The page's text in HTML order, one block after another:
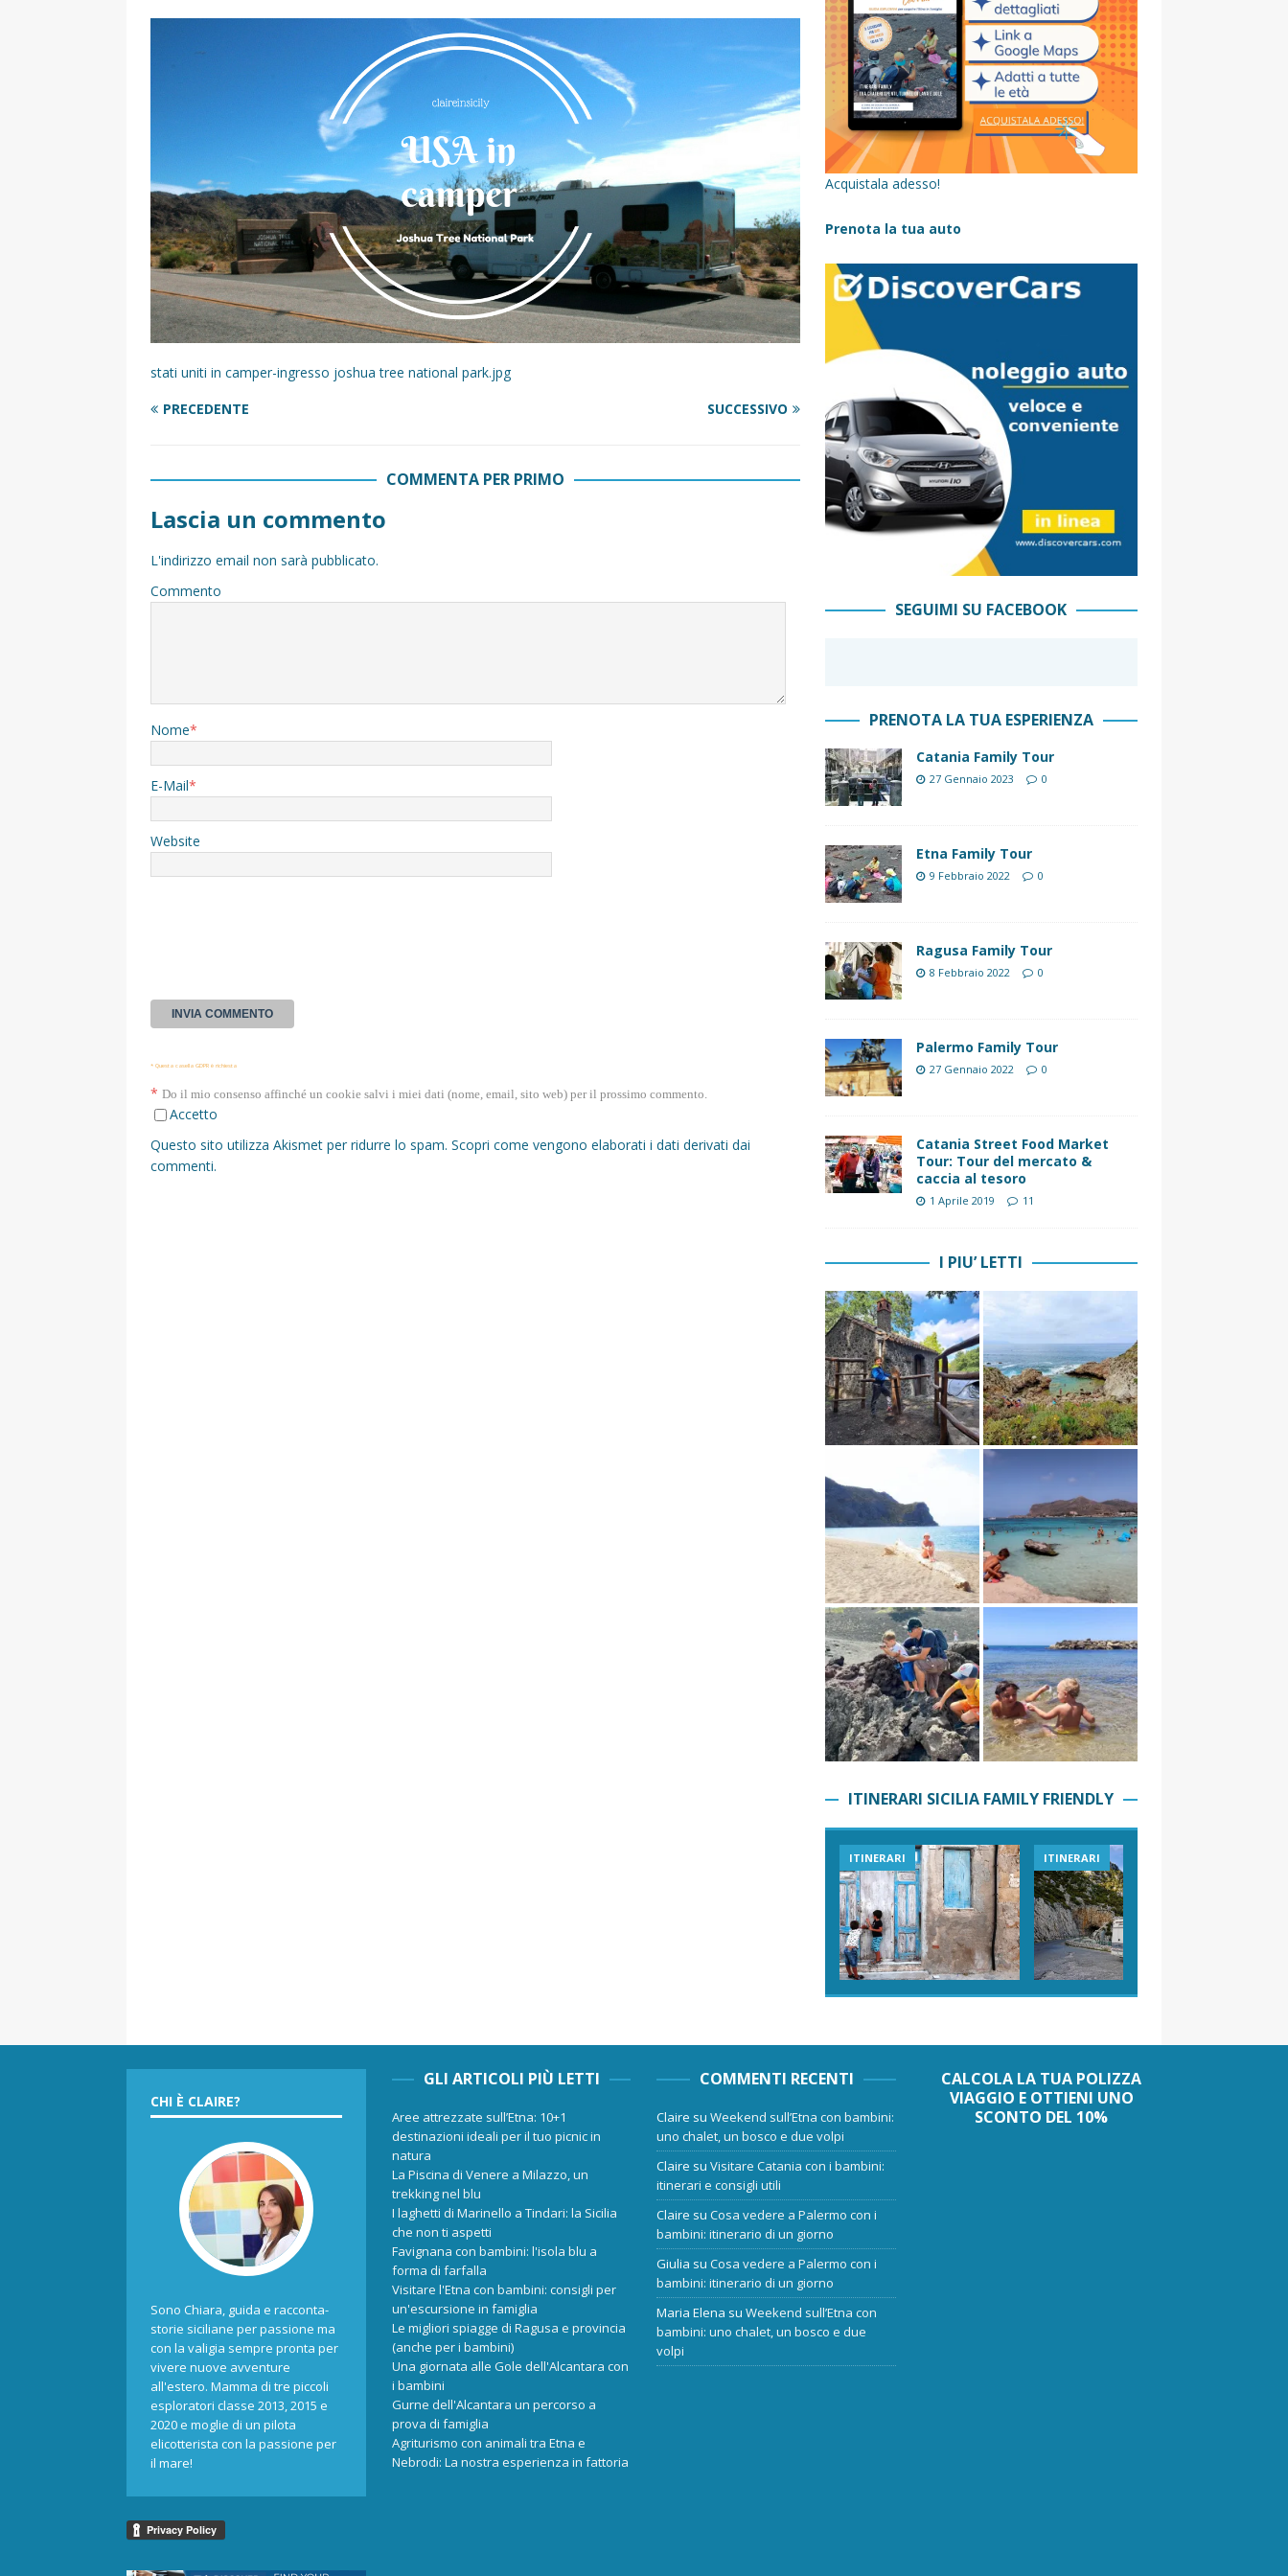
[ 17 Dicembre 2025 ] Organizzare un viaggio in Sicilia con i bambini (senza stress)
CONSIGLI
[ 14 Settembre 2025 ] Rifugi e Bivacchi sull’Etna: Guida Completa per Famiglie
PARCHI NATURALI E AREE PICNIC
[ 2 Aprile 2025 ] Escursioni in Sicilia con bambini: itinerari imperdibili (+ consigli utili)- Parte 1
VIAGGI IN SICILIA
[ 17 Settembre 2023 ] Vendemmia con i bambini in Sicilia, dove andare?
FATTORIE
DIDATTICHE
[ 19 Gennaio 2023 ] Visitare la Fiumara d’Arte con i bambini, quando la natura incontra l’arte
VIAGGI IN SICILIA
[ 20 Marzo 2022 ] Cosa fare in Sicilia con i bambini: mare, attività e tour a prova di famiglia
VIAGGI IN SICILIA
stati uniti in camper-ingresso joshua tree national park.jpg
PRECEDENTE
SUCCESSIVO
COMMENTA PER PRIMO
Lascia un commento
L'indirizzo email non sarà pubblicato.
Commento
Nome*
E-Mail*
Website
* Questa casella GDPR è richiesta
* Do il mio consenso affinché un cookie salvi i miei dati (nome, email, sito web) per il prossimo commento.
Accetto
Questo sito utilizza Akismet per ridurre lo spam. Scopri come vengono elaborati i dati derivati dai
commenti.
Acquistala adesso!
Prenota la tua auto
SEGUIMI SU FACEBOOK
PRENOTA LA TUA ESPERIENZA
Catania Family Tour
27 Gennaio 2023 0
Etna Family Tour
9 Febbraio 2022 0
Ragusa Family Tour
8 Febbraio 2022 0
Palermo Family Tour
27 Gennaio 2022 0
Catania Street Food Market
Tour: Tour del mercato &
caccia al tesoro
1 Aprile 2019 11
I PIU’ LETTI
ITINERARI SICILIA FAMILY FRIENDLY
ITINERARI ITINERARI
CHI È CLAIRE?
Sono Chiara, guida e racconta-
storie siciliane per passione ma
con la valigia sempre pronta per
vivere nuove avventure
all'estero. Mamma di tre piccoli
esploratori classe 2013, 2015 e
2020 e moglie di un pilota
elicotterista con la passione per
il mare!
GLI ARTICOLI PIÙ LETTI
Aree attrezzate sull’Etna: 10+1
destinazioni ideali per il tuo picnic in
natura
La Piscina di Venere a Milazzo, un
trekking nel blu
I laghetti di Marinello a Tindari: la Sicilia
che non ti aspetti
Favignana con bambini: l'isola blu a
forma di farfalla
Visitare l'Etna con bambini: consigli per
un'escursione in famiglia
Le migliori spiagge di Ragusa e provincia
(anche per i bambini)
Una giornata alle Gole dell'Alcantara con
i bambini
Gurne dell'Alcantara un percorso a
prova di famiglia
Agriturismo con animali tra Etna e
Nebrodi: La nostra esperienza in fattoria
COMMENTI RECENTI
Claire suWeekend sull’Etna con bambini:
uno chalet, un bosco e due volpi
Claire suVisitare Catania con i bambini:
itinerari e consigli utili
Claire suCosa vedere a Palermo con i
bambini: itinerario di un giorno
Giulia suCosa vedere a Palermo con i
bambini: itinerario di un giorno
Maria Elena suWeekend sull’Etna con
bambini: uno chalet, un bosco e due
volpi
CALCOLA LA TUA POLIZZA
VIAGGIO E OTTIENI UNO
SCONTO DEL 10%